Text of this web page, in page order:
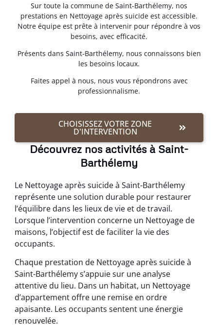
Sur toute la commune de Saint-Barthélemy, nos
prestations en Nettoyage après suicide est accessible.
Notre équipe est prête à intervenir pour répondre à vos
besoins, avec efficacité.
Présents dans Saint-Barthélemy, nous connaissons bien
les besoins locaux.
Faites appel à nous, nous vous répondrons avec
professionnalisme.
CHOISISSEZ VOTRE ZONE
D'INTERVENTION
Découvrez nos activités à Saint-
Barthélemy
Le Nettoyage après suicide à Saint-Barthélemy
représente une solution durable pour restaurer
l’équilibre dans les lieux de vie et de travail.
Lorsque l’intervention concerne un Nettoyage de
maisons, l’objectif est de faciliter la vie des
occupants.
Chaque prestation de Nettoyage après suicide à
Saint-Barthélemy s’appuie sur une analyse
attentive du lieu. Dans un habitat, un Nettoyage
d’appartement offre une remise en ordre
apaisante. Les occupants sentent une énergie
renouvelée.